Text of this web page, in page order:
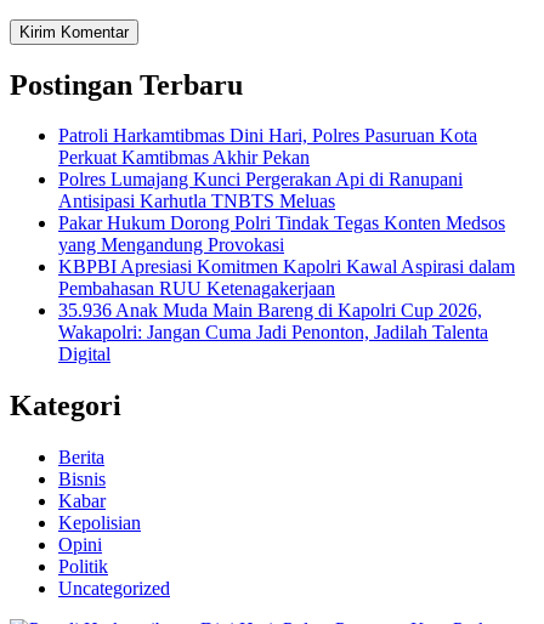
Postingan Terbaru
Patroli Harkamtibmas Dini Hari, Polres Pasuruan Kota
Perkuat Kamtibmas Akhir Pekan
Polres Lumajang Kunci Pergerakan Api di Ranupani
Antisipasi Karhutla TNBTS Meluas
Pakar Hukum Dorong Polri Tindak Tegas Konten Medsos
yang Mengandung Provokasi
KBPBI Apresiasi Komitmen Kapolri Kawal Aspirasi dalam
Pembahasan RUU Ketenagakerjaan
35.936 Anak Muda Main Bareng di Kapolri Cup 2026,
Wakapolri: Jangan Cuma Jadi Penonton, Jadilah Talenta
Digital
Kategori
Berita
Bisnis
Kabar
Kepolisian
Opini
Politik
Uncategorized